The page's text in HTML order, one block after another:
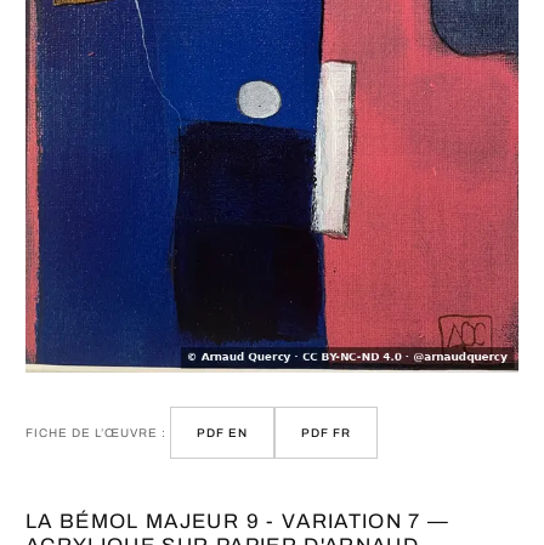
FICHE DE L’ŒUVRE : PDF EN PDF FR
LA BÉMOL MAJEUR 9 - VARIATION 7 —